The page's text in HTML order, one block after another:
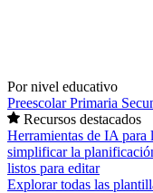
Por nivel educativo
PreescolarPrimaria
Recursos destacados
Herramientas de IA para
simplificar la
listos para editar
Explorar todas las